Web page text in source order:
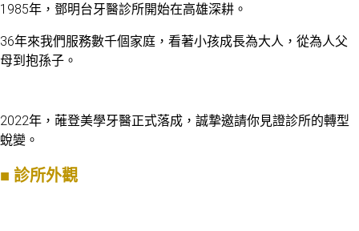
1985年，鄧明台牙醫診所開始在高雄深耕。
36年來我們服務數千個家庭，看著小孩成長為大人，從為人父
母到抱孫子。
2022年，蓶登美學牙醫正式落成，誠摯邀請你見證診所的轉型
蛻變。
■ 診所外觀